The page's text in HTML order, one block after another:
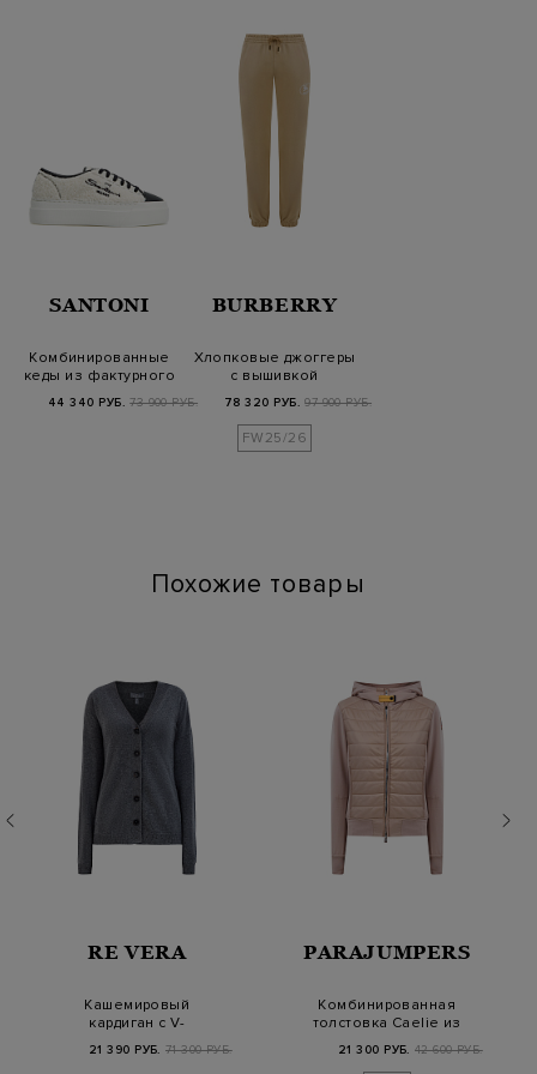
SANTONI
Комбинированные
кеды из фактурного
букле и кожи
44 340 РУБ. 73 900 РУБ.
BURBERRY
Хлопковые джоггеры
с вышивкой
Equestrian Knight
Design
78 320 РУБ. 97 900 РУБ.
FW25/26
Похожие товары
RE VERA
Кашемировый
кардиган с V-
миниатюрны…
21 390 РУБ. 71 300 РУБ.
PARAJUMPERS
Комбинированная
толстовка Caelie из
21 300 РУБ. 42 600 РУБ.